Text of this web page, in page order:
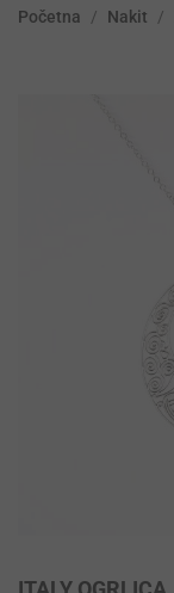
Početna / Nakit /